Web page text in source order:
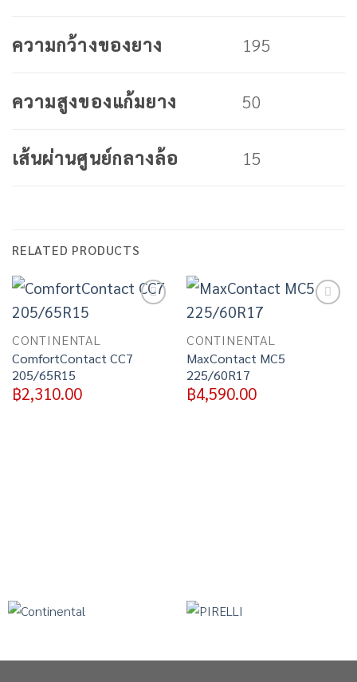
ความกว้างของยาง 195
ความสูงของแก้มยาง 50
เส้นผ่านศูนย์กลางล้อ 15
RELATED PRODUCTS
CONTINENTAL
ComfortContact CC7
205/65R15
฿2,310.00
CONTINENTAL
MaxContact MC5
225/60R17
฿4,590.00